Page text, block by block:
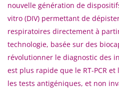
nouvelle génération de
vitro (DIV) permettant de
respiratoires directement à
technologie, basée sur des
révolutionner le diagnostic des
est plus rapide que le RT-PCR
les tests antigéniques, et non